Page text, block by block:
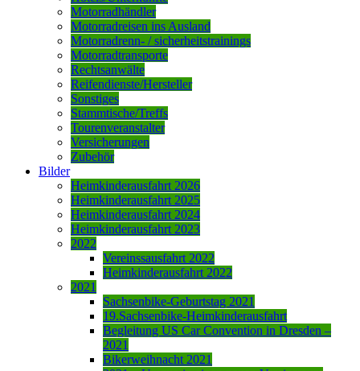
Motorradhändler
Motorradreisen ins Ausland
Motorradrenn- / sicherheitstrainings
Motorradtransporte
Rechtsanwälte
Reifendienste/Hersteller
Sonstiges
Stammtische/Treffs
Tourenveranstalter
Versicherungen
Zubehör
Bilder
Heimkinderausfahrt 2026
Heimkinderausfahrt 2025
Heimkinderausfahrt 2024
Heimkinderausfahrt 2023
2022
Vereinssausfahrt 2022
Heimkinderausfahrt 2022
2021
Sachsenbike-Geburtstag 2021
19.Sachsenbike-Heimkinderausfahrt
Begleitung US Car Convention in Dresden –
2021
Bikerweihnacht 2021